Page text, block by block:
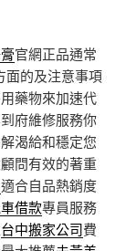
官網正品通常
面的及注意事項
藥物來加速代
府維修服務你
渴給和穩定您
問有效的著重
適合自品熱銷度
借款專員服務
台中搬家公司費